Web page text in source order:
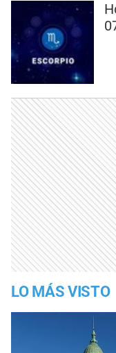
LO MÁS VISTO